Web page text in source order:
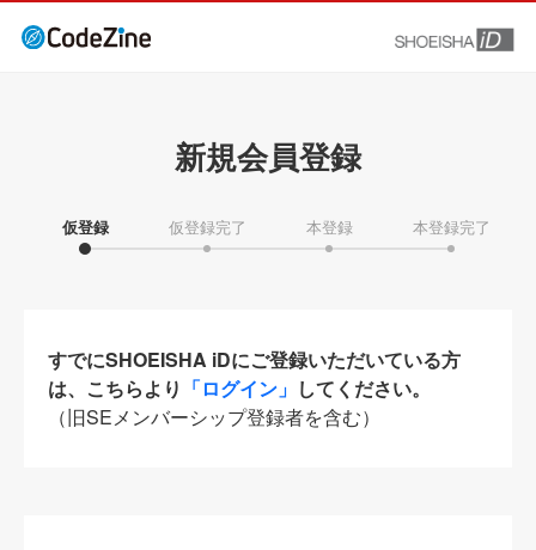
新規会員登録
仮登録 仮登録完了 本登録 本登録完了
すでにSHOEISHA iDにご登録いただいている方
は、こちらより 「ログイン」 してください。
（旧SEメンバーシップ登録者を含む）